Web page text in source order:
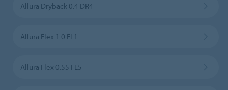
Allura Dryback 0.4 DR4
Allura Flex 1.0 FL1
Allura Flex 0.55 FL5